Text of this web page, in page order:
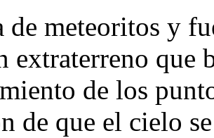
meteoritos y
extraterreno que
de los
de que el cielo